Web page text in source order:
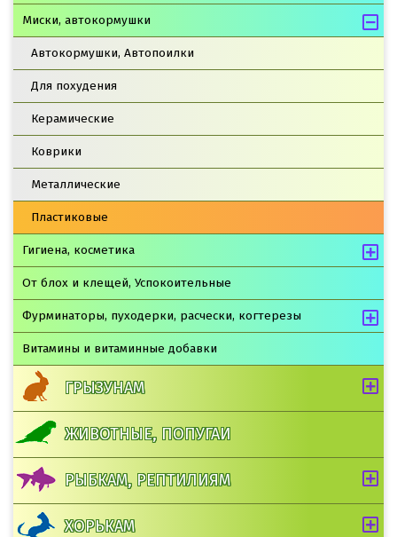
Миски, автокормушки
Автокормушки, Автопоилки
Для похудения
Керамические
Коврики
Металлические
Пластиковые
Гигиена, косметика
От блох и клещей, Успокоительные
Фурминаторы, пуходерки, расчески, когтерезы
Витамины и витаминные добавки
ГРЫЗУНАМ
ЖИВОТНЫЕ, ПОПУГАИ
РЫБКАМ, РЕПТИЛИЯМ
ХОРЬКАМ